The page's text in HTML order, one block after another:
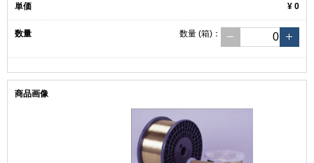
¥ 0
数量 (箱) ：